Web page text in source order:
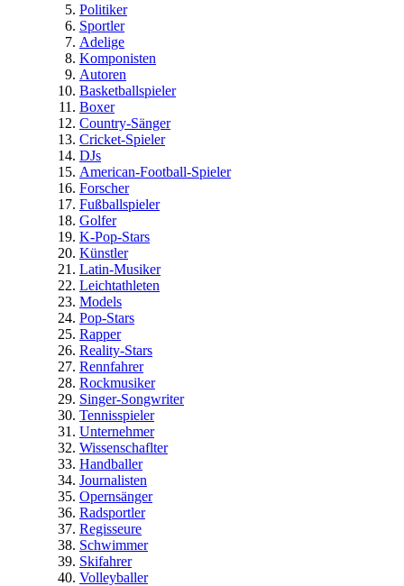
Politiker
Sportler
Adelige
Komponisten
Autoren
Basketballspieler
Boxer
Country-Sänger
Cricket-Spieler
DJs
American-Football-Spieler
Forscher
Fußballspieler
Golfer
K-Pop-Stars
Künstler
Latin-Musiker
Leichtathleten
Models
Pop-Stars
Rapper
Reality-Stars
Rennfahrer
Rockmusiker
Singer-Songwriter
Tennisspieler
Unternehmer
Wissenschaflter
Handballer
Journalisten
Opernsänger
Radsportler
Regisseure
Schwimmer
Skifahrer
Volleyballer